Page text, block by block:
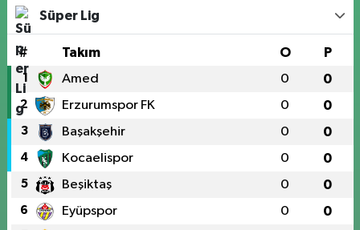
Süper Lig
# Takım O P
1 Amed 0 0
2 Erzurumspor FK 0 0
3 Başakşehir 0 0
4 Kocaelispor 0 0
5 Beşiktaş 0 0
6 Eyüpspor 0 0